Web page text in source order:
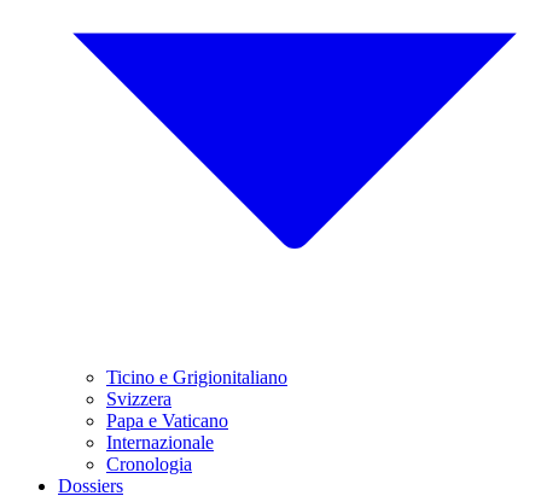
Ticino e Grigionitaliano
Svizzera
Papa e Vaticano
Internazionale
Cronologia
Dossiers